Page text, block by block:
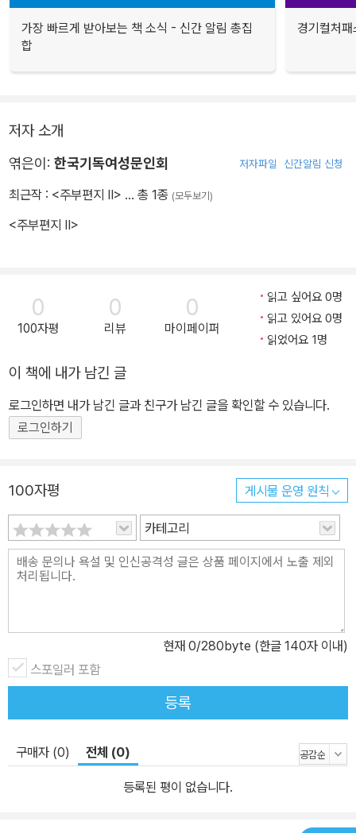
가장 빠르게 받아보는 책 소식 - 신간 알림 총집
합
경기컬처
저자 소개
엮은이: 한국기독여성문인회 저자파일 신간알림 신청
최근작 : <주부편지 II> … 총 1종 (모두보기)
<주부편지 II>
0
100자평
0
리뷰
0
마이페이퍼
읽고 싶어요 0명
읽고 있어요 0명
읽었어요 1명
이 책에 내가 남긴 글
로그인하면 내가 남긴 글과 친구가 남긴 글을 확인할 수 있습니다.
로그인하기
100자평 게시물 운영 원칙
카테고리
현재 0/280byte (한글 140자 이내)
스포일러 포함
등록
구매자 (0) 전체 (0)
등록된 평이 없습니다.